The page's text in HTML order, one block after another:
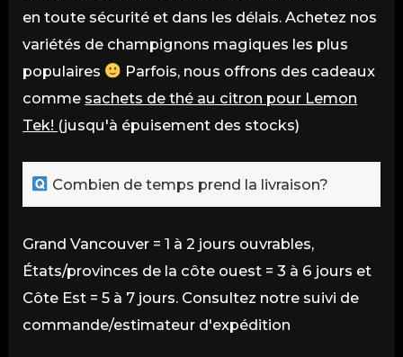
en toute sécurité et dans les délais. Achetez nos
variétés de champignons magiques les plus
populaires
Parfois, nous offrons des cadeaux
comme sachets de thé au citron pour Lemon
Tek! (jusqu'à épuisement des stocks)
Combien de temps prend la livraison?
Grand Vancouver = 1 à 2 jours ouvrables,
États/provinces de la côte ouest = 3 à 6 jours et
Côte Est = 5 à 7 jours. Consultez notre suivi de
commande/estimateur d'expédition